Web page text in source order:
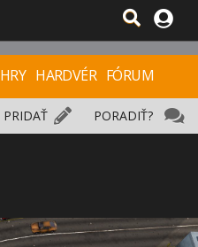
HRY HARDVÉR FÓRUM
PORADIŤ?
PRIDAŤ